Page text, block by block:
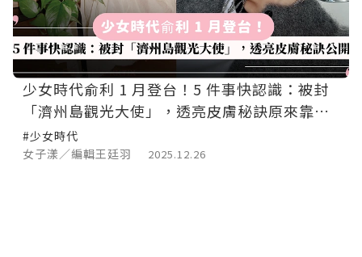
少女時代俞利 1 月登台！5 件事快認識：被封
「濟州島觀光大使」，透亮皮膚秘訣原來靠這
個
#少女時代
女子漾／編輯王廷羽
2025.12.26